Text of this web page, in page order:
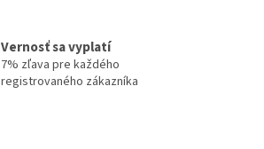
Vernosť sa vyplatí
7% zľava pre každého
registrovaného zákazníka